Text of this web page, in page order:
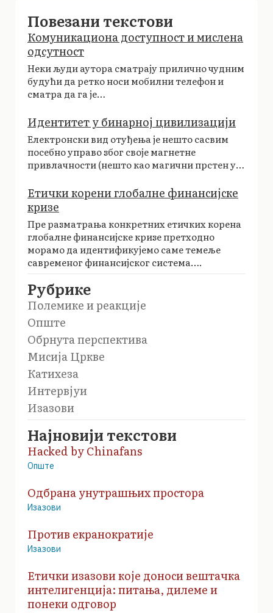
Повезани текстови
Комуникациона доступност и мислена
одсутност
Неки људи аутора сматрају прилично чудним
будући да ретко носи мобилни телефон и
сматра да га је…
Идентитет у бинарној цивилизацији
Електронски вид отуђења је нешто сасвим
посебно управо због своје магнетне
привлачности (нешто као магични прстен у…
Етички корени глобалне финансијске
кризе
Пре разматрања конкретних етичких корена
глобалне финансијске кризе претходно
морамо да идентификујемо саме темеље
савременог финансијског система….
Рубрике
Полемике и реакције
Опште
Обрнута перспектива
Мисија Цркве
Катихеза
Интервјуи
Изазови
Најновији текстови
Hacked by Chinafans
Опште
Одбрана унутрашњих простора
Изазови
Против екранократије
Изазови
Етички изазови које доноси вештачка
интелигенција: питања, дилеме и
понеки одговор